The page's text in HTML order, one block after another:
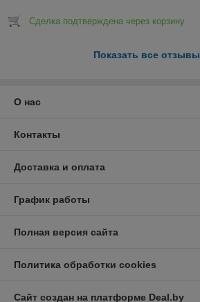
Сделка подтверждена через корзину
Показать все отзывы
О нас
Контакты
Доставка и оплата
График работы
Полная версия сайта
Политика обработки cookies
Сайт создан на платформе Deal.by